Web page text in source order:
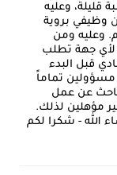
وعليه
وظيفي بروية
وعليه ومن
لأي جهة تطلب
قبل البدء
تماماً
عن عمل
مؤهلين لذلك.
الله - شكرا لكم